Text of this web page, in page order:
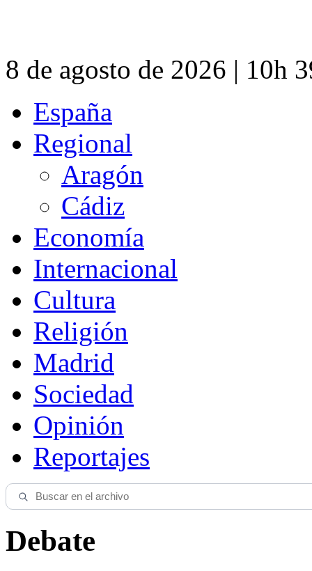
8 de agosto de 2026 | 10h
España
Regional
Aragón
Cádiz
Economía
Internacional
Cultura
Religión
Madrid
Sociedad
Opinión
Reportajes
Debate